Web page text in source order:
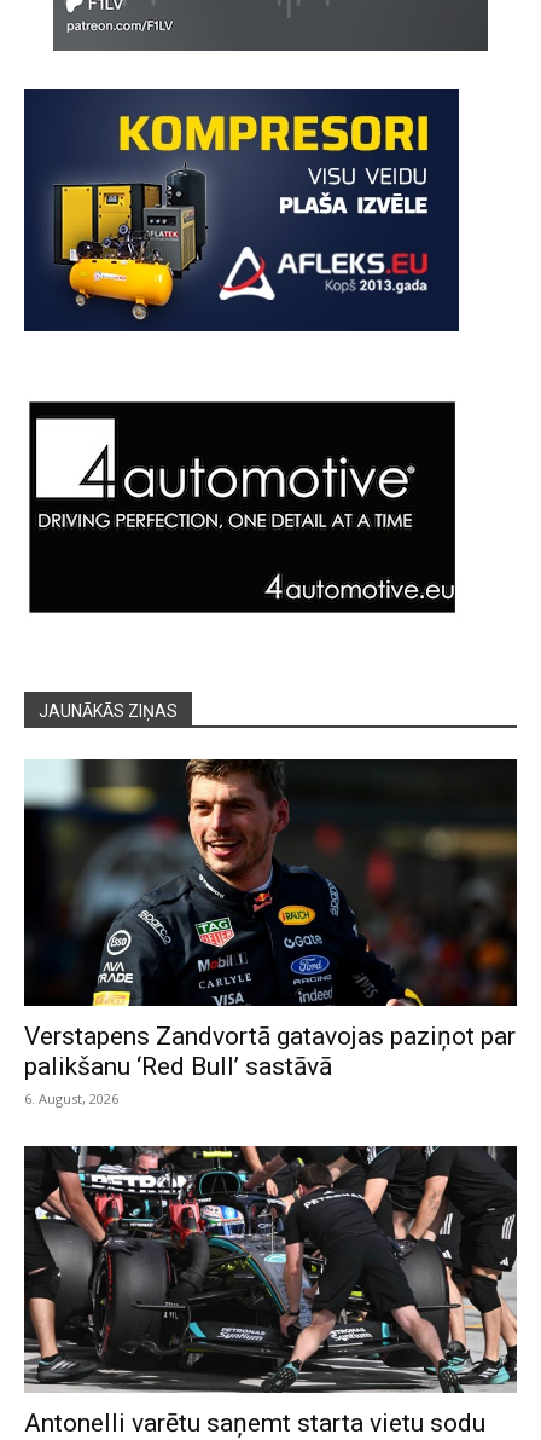
JAUNĀKĀS ZIŅAS
Verstapens Zandvortā gatavojas paziņot par
palikšanu ‘Red Bull’ sastāvā
6. August, 2026
Antonelli varētu saņemt starta vietu sodu